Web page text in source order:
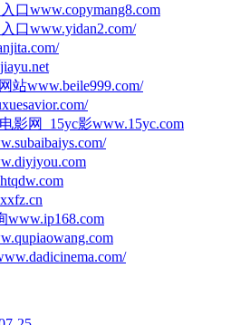
口www.copymang8.com
口www.yidan2.com/
站www.beile999.com/
影网_15yc影www.15yc.com
www.ip168.com